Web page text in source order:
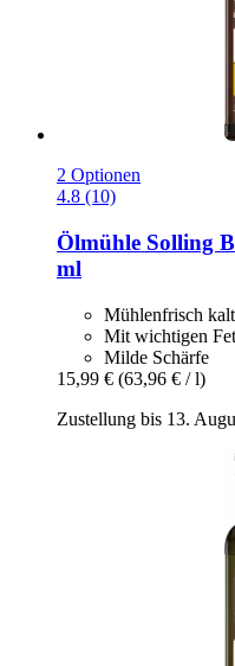
2 Optionen
4.8 (10)
Ölmühle Solling
ml
Mühlenfrisch
Mit wichtigen
Milde Schärfe
15,99 € (63,96 € / l)
Zustellung bis 13.